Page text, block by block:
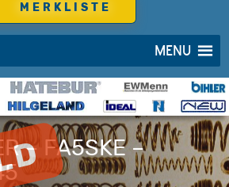
MERKLISTE
MENU
– FA5SKE –